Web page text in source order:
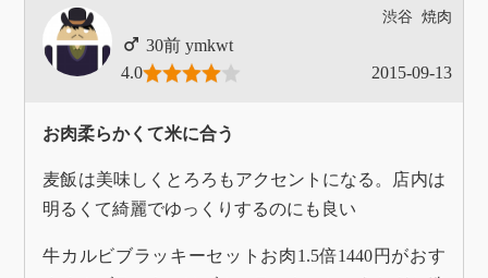
渋谷 焼肉
ymkwt
4.0
2015-09-13
お肉柔らかくて米に合う
麦飯は美味しくとろろもアクセントになる。店内は
明るくて綺麗でゆっくりするのにも良い
牛カルビブラッキーセットお肉1.5倍1440円がおす